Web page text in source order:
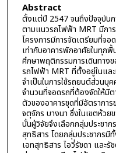
Abstract
ตั้งแต่ปี 2547 จนถึงปัจจุบันก
ตามแนวรถไฟฟ้า MRT มีกา
โครงการมีการจัดเตรียมที่จ
เท่ากับอาคารพักอาศัยในทุก
ศึกษาพฤติกรรมการเดินทาง
รถไฟฟ้า MRT ที่ตั้งอยู่ในและ
จำเป็นในการใช้รถยนต์ส่วนบุ
จำนวนที่จอดรถที่ต้องจัดให้มี
ตัวของอาคารชุดที่มีอัตราการ
จตุจักร บางนา ซึ่งในเขตห้วย
นั้นผู้วิจัยจึงเลือกกลุ่มประชา
สุทธิสาร โดยกลุ่มประชากรมี
เอทสุทธิสาร ไอวี่รัชดา และรั